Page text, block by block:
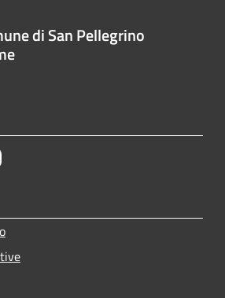
di San Pellegrino
Instagram